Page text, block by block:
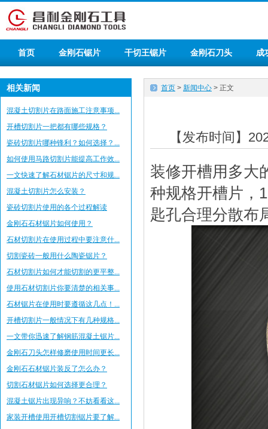
首页 金刚石锯片 干切王锯片 金刚石刀头 成
相关新闻
混凝土切割片在路面施工注意事项...
开槽切割片一把都有哪些规格？
瓷砖切割片哪种锋利？如何选择？...
如何使用马路切割片能提高工作效...
一文快速了解石材锯片的尺寸和规...
混凝土切割片怎么安装？
瓷砖切割片使用的各个过程解读
金刚石石材锯片如何使用？
石材切割片在使用过程中要注意什...
切割瓷砖一般用什么陶瓷锯片？
石材切割片如何才能切割的更平整...
使用石材切割片你要清楚的相关事...
石材锯片在使用时要遵循这几点！...
开槽切割片一般情况下有几种规格...
一文带你迅速了解钢筋混凝土锯片...
金刚石刀头怎样修磨使用时间更长...
金刚石石材锯片装反了怎么办？
切割石材锯片如何选择更合理？
混凝土锯片出现异响？不妨看看这...
家装开槽使用开槽切割锯片要了解...
首页 > 新闻中心 > 正文
【发布时间】
装修开槽用多大
种规格开槽片，
匙孔合理分散布